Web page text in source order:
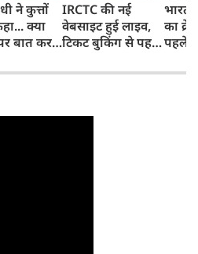
ने कुत्तों
क्या
बात कर
IRCTC की नई
वेबसाइट हुई लाइव,
टिकट बुकिंग से पहले
काम, जानें पूरा
भारत
का
पहले
और